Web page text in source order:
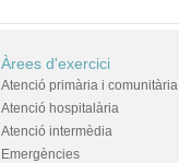
Àrees d'exercici
Atenció primària i comunitària
Atenció hospitalària
Atenció intermèdia
Emergències